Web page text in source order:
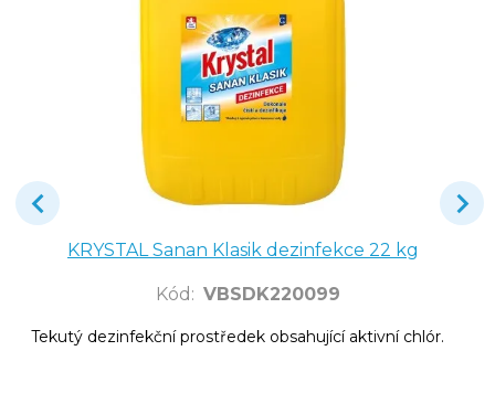
KRYSTAL Sanan Klasik dezinfekce 22 kg
Kód : VBSDK220099
Tekutý dezinfekční prostředek obsahující aktivní chlór.